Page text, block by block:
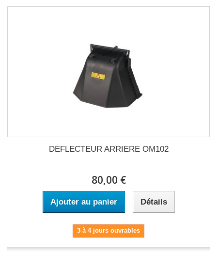
DEFLECTEUR ARRIERE OM102
80,00 €
Ajouter au panier Détails
3 à 4 jours ouvrables